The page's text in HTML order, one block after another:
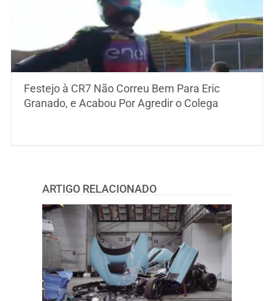
Festejo à CR7 Não Correu Bem Para Eric
Granado, e Acabou Por Agredir o Colega
ARTIGO RELACIONADO